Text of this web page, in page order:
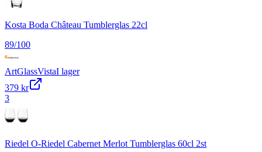
Kosta Boda Château Tumblerglas 22cl
89/100
ArtGlassVistaI lager
379 kr
3
Riedel O-Riedel Cabernet Merlot Tumblerglas 60cl 2st